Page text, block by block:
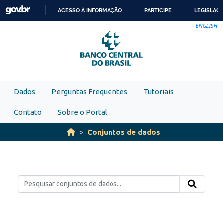
Skip to main content
PARA
O
CONTEÚDO
ACESSO À INFORMAÇÃO PARTICIPE
ENGLISH
Dados Perguntas Frequentes Tutoriais
Contato Sobre o Portal
Conjuntos de dados